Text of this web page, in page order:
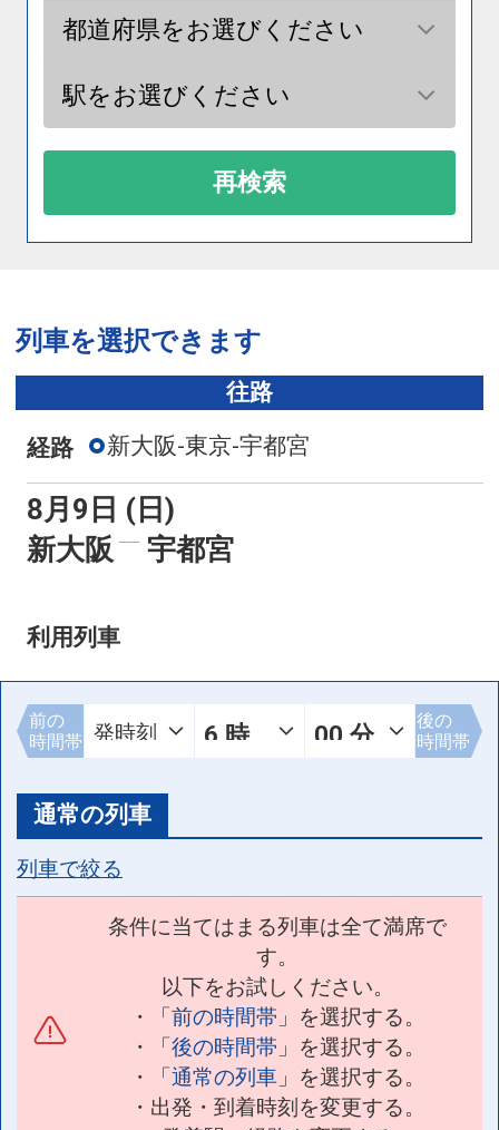
再検索
列車を選択できます
往路
経路 新大阪-東京-宇都宮
8月9日 (日)
新大阪
宇都宮
利用列車
前の
時間帯
後の
時間帯
通常の列車
列車で絞る
条件に当てはまる列車は全て満席で
す。
以下をお試しください。
・「前の時間帯 」を選択する。
・「後の時間帯 」を選択する。
・「通常の列車 」を選択する。
・出発・到着時刻を変更する。